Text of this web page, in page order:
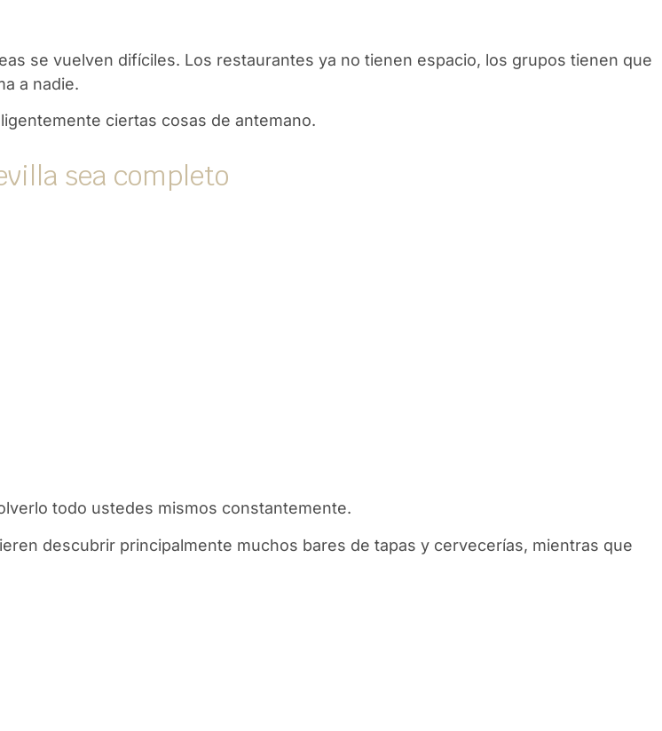
se vuelven difíciles. Los restaurantes ya no tienen espacio, los grupos tienen que
a nadie.
ciertas cosas de antemano.
sea completo
todo ustedes mismos constantemente.
descubrir principalmente muchos bares de tapas y cervecerías, mientras que